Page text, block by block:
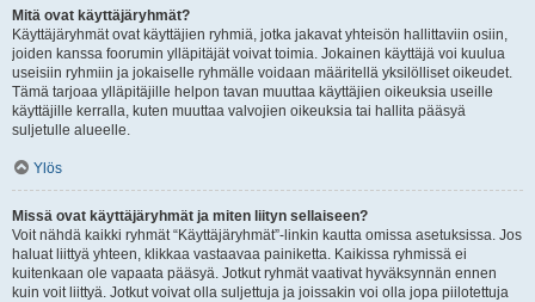
Mitä ovat käyttäjäryhmät?
Käyttäjäryhmät ovat käyttäjien ryhmiä, jotka jakavat yhteisön hallittaviin osiin,
joiden kanssa foorumin ylläpitäjät voivat toimia. Jokainen käyttäjä voi kuulua
useisiin ryhmiin ja jokaiselle ryhmälle voidaan määritellä yksilölliset oikeudet.
Tämä tarjoaa ylläpitäjille helpon tavan muuttaa käyttäjien oikeuksia useille
käyttäjille kerralla, kuten muuttaa valvojien oikeuksia tai hallita pääsyä
suljetulle alueelle.
Ylös
Missä ovat käyttäjäryhmät ja miten liityn sellaiseen?
Voit nähdä kaikki ryhmät “Käyttäjäryhmät”-linkin kautta omissa asetuksissa. Jos
haluat liittyä yhteen, klikkaa vastaavaa painiketta. Kaikissa ryhmissä ei
kuitenkaan ole vapaata pääsyä. Jotkut ryhmät vaativat hyväksynnän ennen
kuin voit liittyä. Jotkut voivat olla suljettuja ja joissakin voi olla jopa piilotettuja